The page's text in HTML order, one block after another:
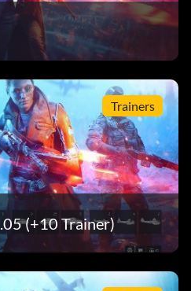
Trainers
(+10 Trainer)